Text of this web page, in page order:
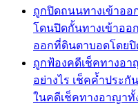
ถูกปิดถนนทางเข้าอ
โดนปิดกั้นทางเข้าออ
ออกที่ดินตาบอดโดยปิ
ถูกฟ้องคดีเช็คทางอา
อย่างไร เช็คค้ำประ
ในคดีเช็คทางอาญาทั้